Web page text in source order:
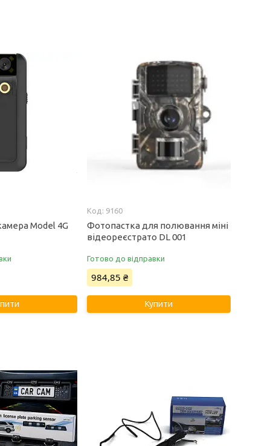
Model 4G
9160
Фотопастка для полювання міні
відеореєстрато DL 001
Готово до відправки
984,85 ₴
Купити